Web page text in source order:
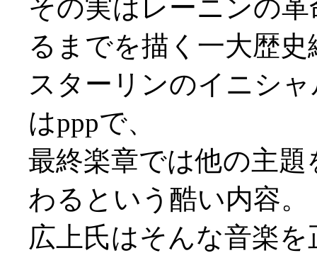
その実はレーニンの
るまでを描く一大歴史
スターリンのイニシ
はpppで、
最終楽章では他の主
わるという酷い内容。
広上氏はそんな音楽